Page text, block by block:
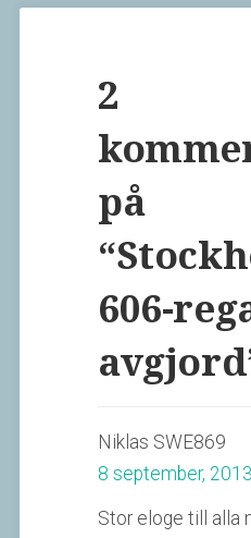
2
på
“
606-
avgjord
Niklas SWE869
8 september, 2013
Stor eloge till alla